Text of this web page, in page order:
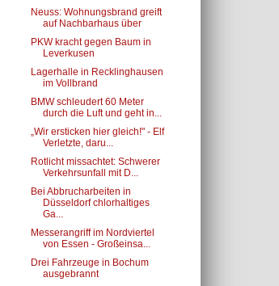
Neuss: Wohnungsbrand greift
auf Nachbarhaus über
PKW kracht gegen Baum in
Leverkusen
Lagerhalle in Recklinghausen
im Vollbrand
BMW schleudert 60 Meter
durch die Luft und geht in...
„Wir ersticken hier gleich!" - Elf
Verletzte, daru...
Rotlicht missachtet: Schwerer
Verkehrsunfall mit D...
Bei Abbrucharbeiten in
Düsseldorf chlorhaltiges
Ga...
Messerangriff im Nordviertel
von Essen - Großeinsa...
Drei Fahrzeuge in Bochum
ausgebrannt